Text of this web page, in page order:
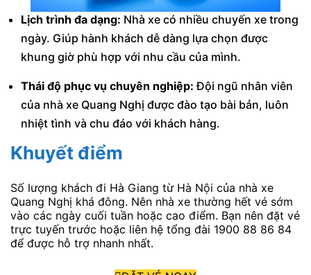
Lịch trình đa dạng: Nhà xe có nhiều chuyến xe trong
ngày. Giúp hành khách dễ dàng lựa chọn được
khung giờ phù hợp với nhu cầu của mình.
Thái độ phục vụ chuyên nghiệp: Đội ngũ nhân viên
của nhà xe Quang Nghị được đào tạo bài bản, luôn
nhiệt tình và chu đáo với khách hàng.
Khuyết điểm
Số lượng khách đi Hà Giang từ Hà Nội của nhà xe
Quang Nghị khá đông. Nên nhà xe thường hết vé sớm
vào các ngày cuối tuần hoặc cao điểm. Bạn nên đặt vé
trực tuyến trước hoặc liên hệ tổng đài 1900 88 86 84
để được hỗ trợ nhanh nhất.